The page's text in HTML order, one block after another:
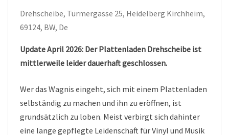
Drehscheibe, Türmergasse 25, Heidelberg Kirchheim,
69124, BW, De
Update April 2026: Der Plattenladen Drehscheibe ist
mittlerweile leider dauerhaft geschlossen.
Wer das Wagnis eingeht, sich mit einem Plattenladen
selbständig zu machen und ihn zu eröffnen, ist
grundsätzlich zu loben. Meist verbirgt sich dahinter
eine lange gepflegte Leidenschaft für Vinyl und Musik